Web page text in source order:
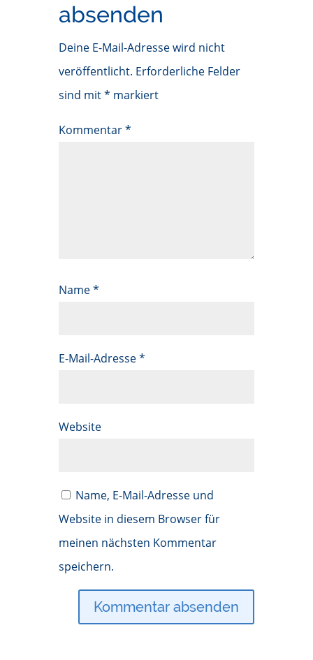
absenden
Deine E-Mail-Adresse wird nicht
veröffentlicht. Erforderliche Felder
sind mit* markiert
Kommentar*
Name*
E-Mail-Adresse*
Website
Name, E-Mail-Adresse und
Website in diesem Browser für
meinen nächsten Kommentar
speichern.